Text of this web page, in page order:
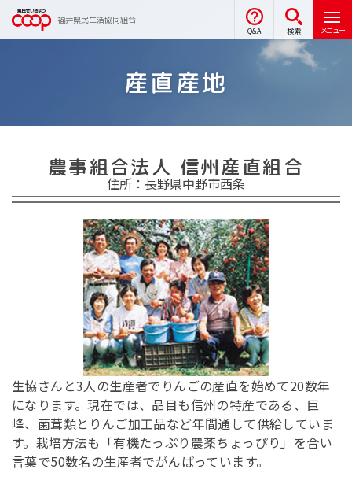
福井県民生活協同組合
Q&A 検索 メニュー
産直産地
農事組合法人 信州産直組合
住所：長野県中野市西条
生協さんと3人の生産者でりんごの産直を始めて20数年
になります。現在では、品目も信州の特産である、巨
峰、菌茸類とりんご加工品など年間通して供給していま
す。栽培方法も「有機たっぷり農薬ちょっぴり」を合い
言葉で50数名の生産者でがんばっています。